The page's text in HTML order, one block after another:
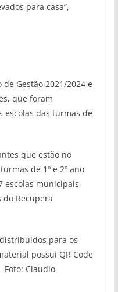
para casa”,
Gestão 2021/2024 e
que foram
escolas das turmas de
que estão no
de 1º e 2º ano
escolas municipais,
do Recupera
para os
possui QR Code
Foto: Claudio